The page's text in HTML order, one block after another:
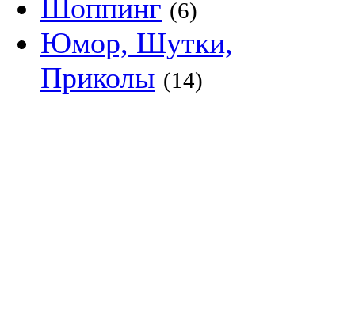
Шоппинг (6)
Юмор, Шутки,
Приколы (14)